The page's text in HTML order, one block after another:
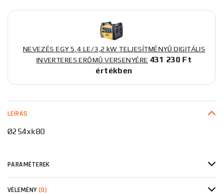
NEVEZÉS EGY 5,4 LE/3,2 kW TELJESÍTMÉNYŰ DIGITÁLIS
INVERTERES ERŐMŰ VERSENYÉRE 431 230 Ft
értékben
LEÍRÁS
Ø254xk80
PARAMÉTEREK
VÉLEMÉNY (0)